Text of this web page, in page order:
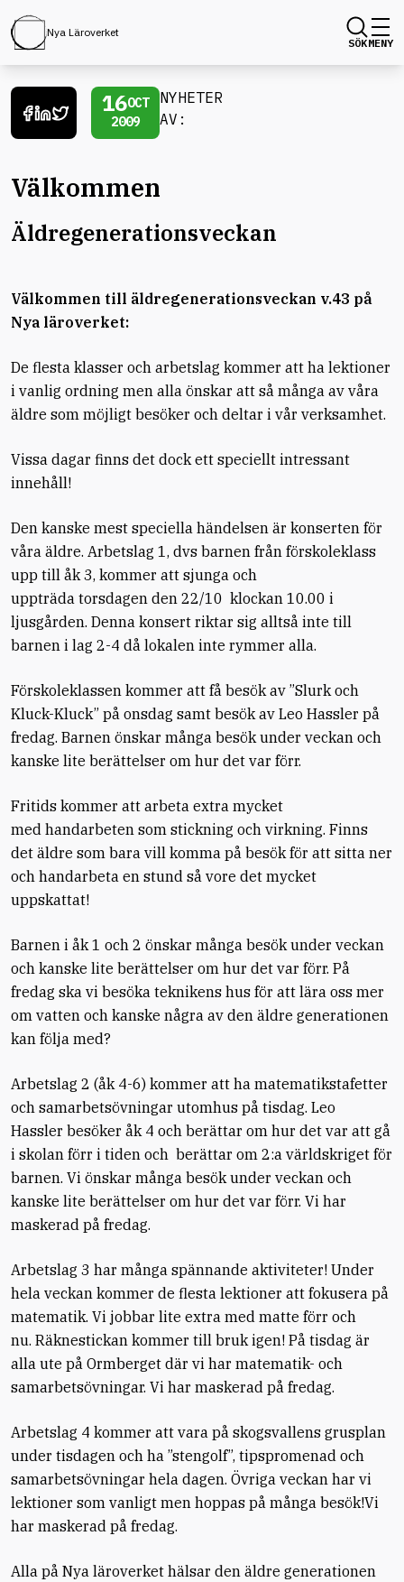
Nya Läroverket
SÖKMENY
16OCT
2009
NYHETER
AV:
Välkommen
Äldregenerationsveckan
Välkommen till äldregenerationsveckan v.43 på
Nya läroverket:
De flesta klasser och arbetslag kommer att ha lektioner
i vanlig ordning men alla önskar att så många av våra
äldre som möjligt besöker och deltar i vår verksamhet.
Vissa dagar finns det dock ett speciellt intressant
innehåll!
Den kanske mest speciella händelsen är konserten för
våra äldre. Arbetslag 1, dvs barnen från förskoleklass
upp till åk 3, kommer att sjunga och
uppträda torsdagen den 22/10 klockan 10.00 i
ljusgården. Denna konsert riktar sig alltså inte till
barnen i lag 2-4 då lokalen inte rymmer alla.
Förskoleklassen kommer att få besök av ”Slurk och
Kluck-Kluck” på onsdag samt besök av Leo Hassler på
fredag. Barnen önskar många besök under veckan och
kanske lite berättelser om hur det var förr.
Fritids kommer att arbeta extra mycket
med handarbeten som stickning och virkning. Finns
det äldre som bara vill komma på besök för att sitta ner
och handarbeta en stund så vore det mycket
uppskattat!
Barnen i åk 1 och 2 önskar många besök under veckan
och kanske lite berättelser om hur det var förr. På
fredag ska vi besöka teknikens hus för att lära oss mer
om vatten och kanske några av den äldre generationen
kan följa med?
Arbetslag 2 (åk 4-6) kommer att ha matematikstafetter
och samarbetsövningar utomhus på tisdag. Leo
Hassler besöker åk 4 och berättar om hur det var att gå
i skolan förr i tiden och berättar om 2:a världskriget för
barnen. Vi önskar många besök under veckan och
kanske lite berättelser om hur det var förr. Vi har
maskerad på fredag.
Arbetslag 3 har många spännande aktiviteter! Under
hela veckan kommer de flesta lektioner att fokusera på
matematik. Vi jobbar lite extra med matte förr och
nu. Räknestickan kommer till bruk igen! På tisdag är
alla ute på Ormberget där vi har matematik- och
samarbetsövningar. Vi har maskerad på fredag.
Arbetslag 4 kommer att vara på skogsvallens grusplan
under tisdagen och ha ”stengolf”, tipspromenad och
samarbetsövningar hela dagen. Övriga veckan har vi
lektioner som vanligt men hoppas på många besök!Vi
har maskerad på fredag.
Alla på Nya läroverket hälsar den äldre generationen